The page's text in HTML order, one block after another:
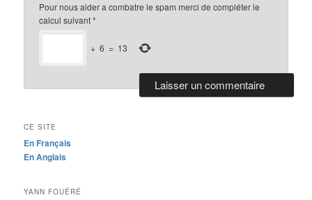
Pour nous aider a combatre le spam merci de compléter le
calcul suivant*
+ 6 = 13
CE SITE
En Français
En Anglais
YANN FOUÉRÉ